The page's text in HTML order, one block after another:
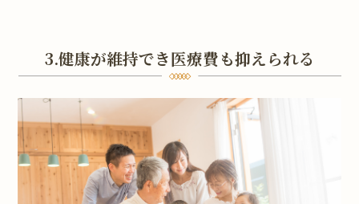
3.健康が維持でき医療費も抑えられる